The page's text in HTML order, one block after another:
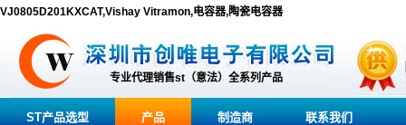
VJ0805D201KXCAT,Vishay Vitramon,电容器,陶瓷电容器
专业代理销售st（意法）全系列产品
ST产品选型 产品 制造商 联系我们